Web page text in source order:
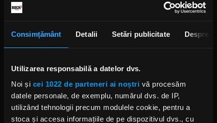
Consimțământ Detalii Setări publicitate Despre
Utilizarea responsabilă a datelor dvs.
Noi și cei 1022 de parteneri ai noștri vă procesăm
datele personale, de exemplu, numărul dvs. de IP,
utilizând tehnologii precum modulele cookie, pentru a
stoca și accesa informațiile de pe dispozitivul dvs., cu
Classic Rock că diagnosticul său din 2013 l-a
„Chiar și în cele mai dificile momente ale
cancerului meu, când făceam
chimioterapie extrem de agresivă, am
reușit să plec în turneu cu Def Leppard. Și